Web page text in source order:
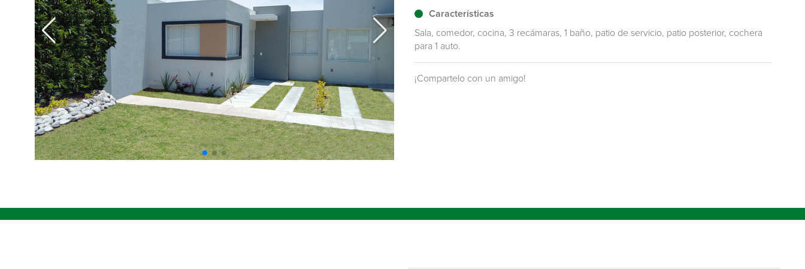
Características
Sala, comedor, cocina, 3 recámaras, 1 baño, patio de servicio, patio posterior, cochera
para 1 auto.
¡Compartelo con un amigo!